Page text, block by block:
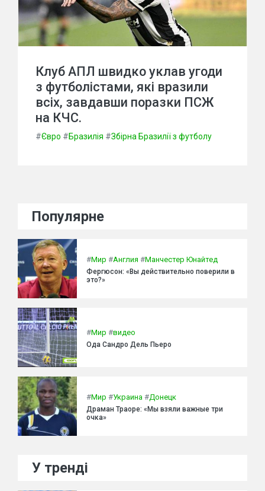
Клуб АПЛ швидко уклав угоди
з футболістами, які вразили
всіх, завдавши поразки ПСЖ
на КЧС.
#Євро #Бразилія #Збірна Бразилії з футболу
Популярне
#Мир #Англия #Манчестер Юнайтед
Фергюсон: «Вы действительно поверили в
это?»
#Мир #видео
Ода Сандро Дель Пьеро
#Мир #Украина #Донецк
Драман Траоре: «Мы взяли важные три
очка»
У тренді